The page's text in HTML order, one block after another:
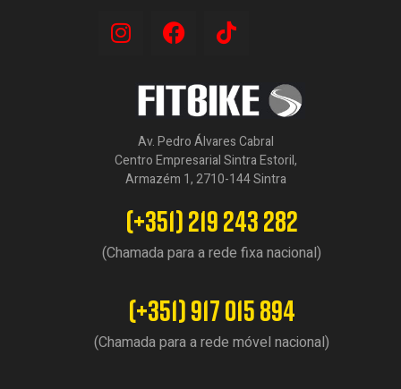
Av. Pedro Álvares Cabral
Centro Empresarial Sintra Estoril,
Armazém 1, 2710-144 Sintra
(+351) 219 243 282
(Chamada para a rede fixa nacional)
(+351) 917 015 894
(Chamada para a rede móvel nacional)